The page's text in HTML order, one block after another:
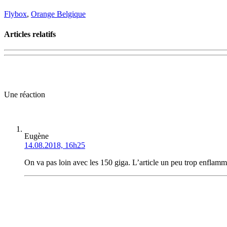
Flybox, Orange Belgique
Articles relatifs
Une réaction
Eugène
14.08.2018, 16h25
On va pas loin avec les 150 giga. L’article un peu trop